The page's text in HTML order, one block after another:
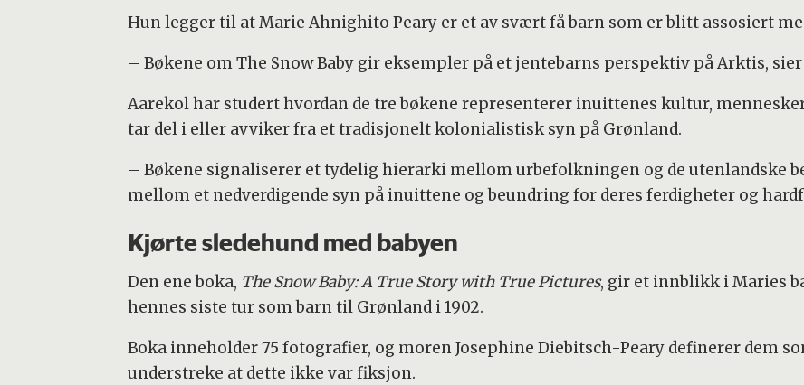
Hun legger til at Marie Ahnighito Peary er et av svært få barn som er blitt assosiert
– Bøkene om The Snow Baby gir eksempler på et jentebarns perspektiv på Arktis,
Aarekol har studert hvordan de tre bøkene representerer inuittenes kultur,
tar del i eller avviker fra et tradisjonelt kolonialistisk syn på Grønland.
– Bøkene signaliserer et tydelig hierarki mellom urbefolkningen og de utenlandske
mellom et nedverdigende syn på inuittene og beundring for deres ferdigheter og
Kjørte sledehund med babyen
Den ene boka, The Snow Baby: A True Story with True Pictures, gir et innblikk i Maries
hennes siste tur som barn til Grønland i 1902.
Boka inneholder 75 fotografier, og moren Josephine Diebitsch-Peary definerer dem
understreke at dette ikke var fiksjon.